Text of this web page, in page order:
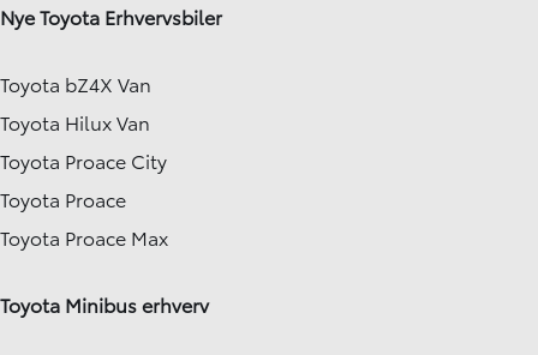
Nye Toyota Erhvervsbiler
Toyota bZ4X Van
Toyota Hilux Van
Toyota Proace City
Toyota Proace
Toyota Proace Max
Toyota Minibus erhverv